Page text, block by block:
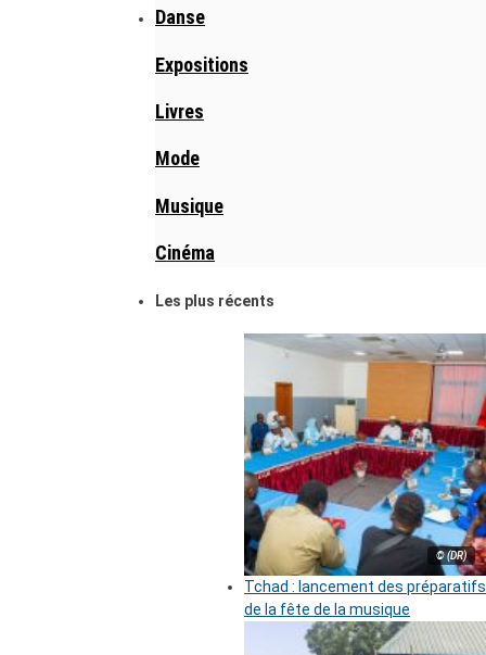
Danse
Expositions
Livres
Mode
Musique
Cinéma
Les plus récents
© (DR)
Tchad : lancement des préparatifs
de la fête de la musique